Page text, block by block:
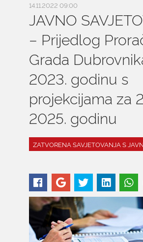
14.11.2022 09:00
JAVNO
– Prijedlog
Grada
2023. godinu s
projekcijama za
2025. godinu
ZATVORENA SAVJETOVANJA S